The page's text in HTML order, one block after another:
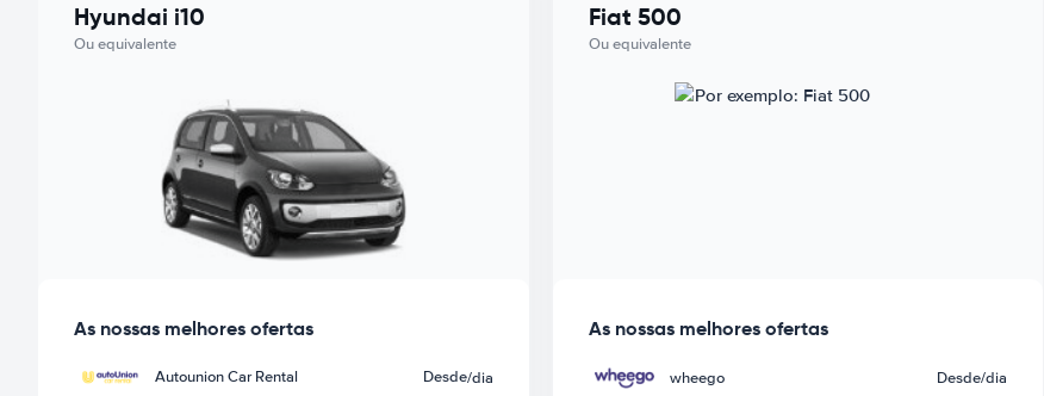
Hyundai i10
Ou equivalente
As nossas melhores ofertas
Autounion Car Rental Desde/dia
Fiat 500
Ou equivalente
As nossas melhores ofertas
wheego Desde/dia